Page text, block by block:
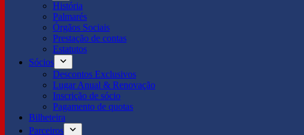
História
Palmarés
Órgãos Sociais
Prestação de contas
Estatutos
Sócios
Descontos Exclusivos
Lugar Anual & Renovação
Inscrição de sócio
Pagamento de quotas
Bilheteira
Parceiros